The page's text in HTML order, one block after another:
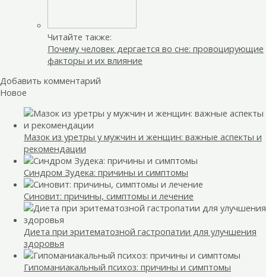
Читайте также:
Почему человек дергается во сне: провоцирующие
факторы и их влияние
Добавить комментарий
Новое
Мазок из уретры у мужчин и женщин: важные аспекты и
рекомендации
Синдром Зудека: причины и симптомы
Синовит: причины, симптомы и лечение
Диета при эритематозной гастропатии для улучшения
здоровья
Гипоманиакальный психоз: причины и симптомы